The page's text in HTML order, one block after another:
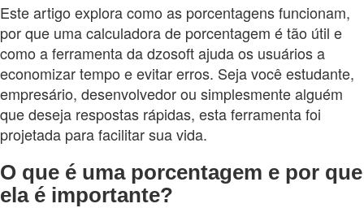
Este artigo explora como as porcentagens funcionam,
por que uma calculadora de porcentagem é tão útil e
como a ferramenta da dzosoft ajuda os usuários a
economizar tempo e evitar erros. Seja você estudante,
empresário, desenvolvedor ou simplesmente alguém
que deseja respostas rápidas, esta ferramenta foi
projetada para facilitar sua vida.
O que é uma porcentagem e por que
ela é importante?